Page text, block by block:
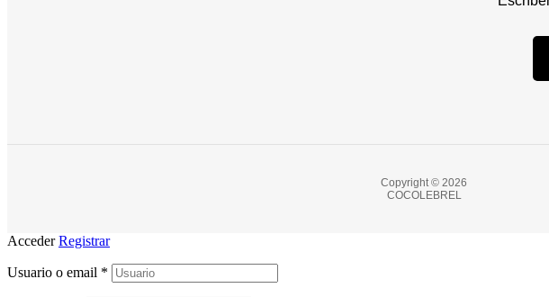
Copyright © 2026
COCOLEBREL
Acceder Registrar
Usuario o email *